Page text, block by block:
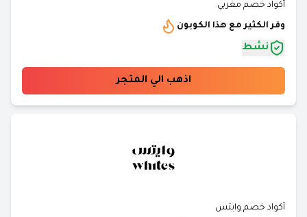
أكواد خصم مغربي
وفر الكثير مع هذا الكوبون
نشط
اذهب الي المتجر
أكواد خصم وايتس